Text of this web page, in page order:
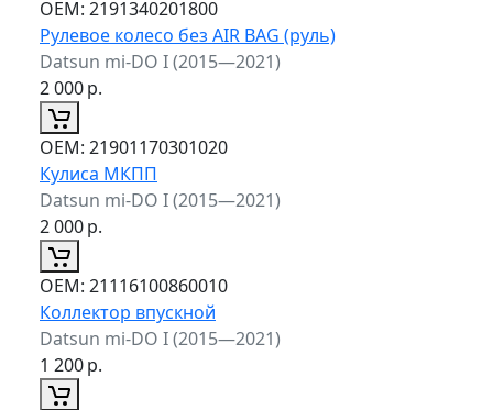
ОЕМ: 2191340201800
Рулевое колесо без AIR BAG (руль)
Datsun mi-DO I (2015—2021)
2 000р.
ОЕМ: 21901170301020
Кулиса МКПП
Datsun mi-DO I (2015—2021)
2 000р.
ОЕМ: 21116100860010
Коллектор впускной
Datsun mi-DO I (2015—2021)
1 200р.